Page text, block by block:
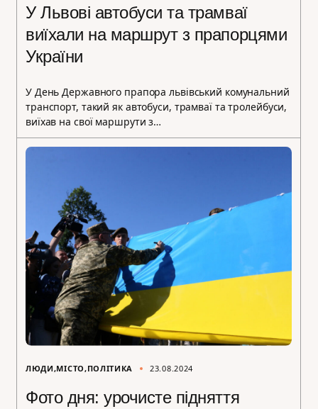
У Львові автобуси та трамваї
виїхали на маршрут з прапорцями
України
У День Державного прапора львівський комунальний
транспорт, такий як автобуси, трамваї та тролейбуси,
виїхав на свої маршрути з…
ЛЮДИ МІСТО ПОЛІТИКА 23.08.2024
Фото дня: урочисте підняття